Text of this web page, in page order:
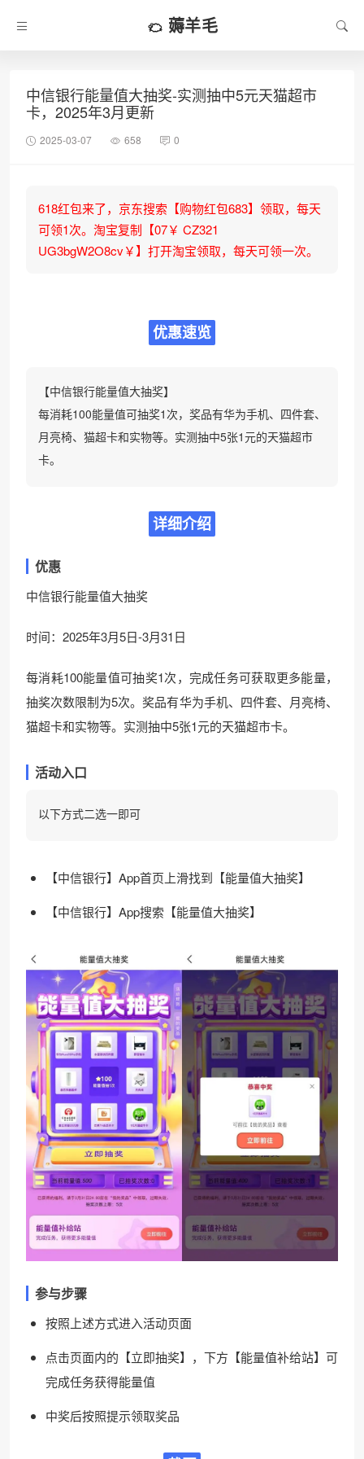
薅羊毛
中信银行能量值大抽奖-实测抽中5元天猫超市
卡，2025年3月更新
2025-03-07 658 0
618红包来了，京东搜索【购物红包683】领取，每天
可领1次。淘宝复制【07￥ CZ321
UG3bgW2O8cv￥】打开淘宝领取，每天可领一次。
优惠速览
【中信银行能量值大抽奖】
每消耗100能量值可抽奖1次，奖品有华为手机、四件套、
月亮椅、猫超卡和实物等。实测抽中5张1元的天猫超市
卡。
详细介绍
优惠
中信银行能量值大抽奖
时间：2025年3月5日-3月31日
每消耗100能量值可抽奖1次，完成任务可获取更多能量，
抽奖次数限制为5次。奖品有华为手机、四件套、月亮椅、
猫超卡和实物等。实测抽中5张1元的天猫超市卡。
活动入口
以下方式二选一即可
【中信银行】App首页上滑找到【能量值大抽奖】
【中信银行】App搜索【能量值大抽奖】
参与步骤
按照上述方式进入活动页面
点击页面内的【立即抽奖】，下方【能量值补给站】可
完成任务获得能量值
中奖后按照提示领取奖品